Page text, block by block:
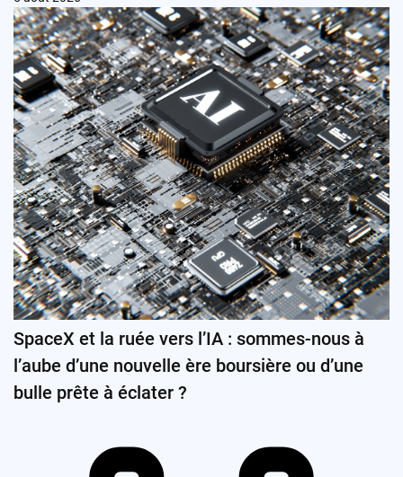
SpaceX et la ruée vers l’IA : sommes-nous à
l’aube d’une nouvelle ère boursière ou d’une
bulle prête à éclater ?